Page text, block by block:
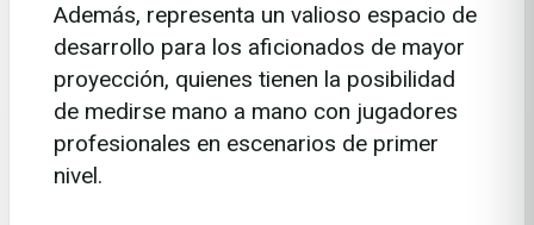
Además, representa un valioso espacio de
desarrollo para los aficionados de mayor
proyección, quienes tienen la posibilidad
de medirse mano a mano con jugadores
profesionales en escenarios de primer
nivel.